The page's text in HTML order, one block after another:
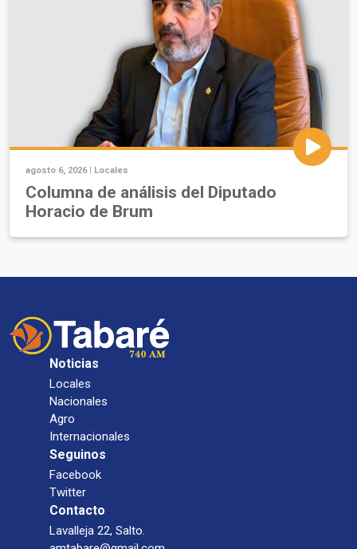
agosto 6, 2026 | Locales
Columna de análisis del Diputado
Horacio de Brum
Noticias
Locales
Nacionales
Agro
Internacionales
Seguinos
Facebook
Twitter
Contacto
Lavalleja 22, Salto.